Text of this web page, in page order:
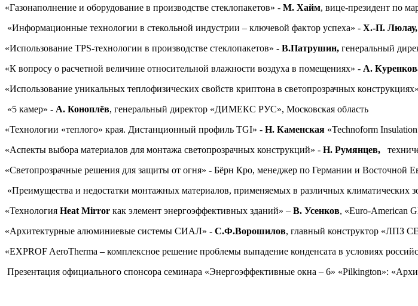
«Газонаполнение и оборудование в производстве стеклопакетов» - М. Хайм, вице-президент по
«Информационные технологии в стекольной индустрии – ключевой фактор успеха» - Х.-П. Люлау,
«Использование TPS-технологии в производстве стеклопакетов» - В.Патрушин, генеральный
«К вопросу о расчетной величине относительной влажности воздуха в помещениях» - А.
«Использование уникальных теплофизических свойств криптона в светопрозрачных
«5 камер» - А. Коноплёв, генеральный директор «ДИМЕКС РУС», Московская область
«Технологии «теплого» края. Дистанционный профиль TGI» - Н. Каменская «Technoform
«Аспекты выбора материалов для монтажа светопрозрачных конструкций» - Н. Румянцев,
«Светопрозрачные решения для защиты от огня» - Бёрн Кро, менеджер по Германии и Восточной
«Преимущества и недостатки монтажных материалов, применяемых в различных климатических
«Технология Heat Mirror как элемент энергоэффективных зданий» – В. Усенков, «Euro-American
«Архитектурные алюминиевые системы СИАЛ» - С.Ф.Ворошилов, главный конструктор «ЛПЗ
«EXPROF AeroTherma – комплексное решение проблемы выпадение конденсата в условиях
Презентация официального спонсора семинара «Энергоэффективные окна – 6» «Pilkington»: